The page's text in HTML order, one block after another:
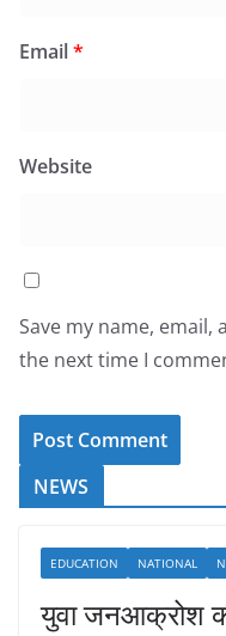
Email*
Website
Save my name,
the next time I
NEWS
EDUCATION NATIONAL
युवा जनआक्रोश